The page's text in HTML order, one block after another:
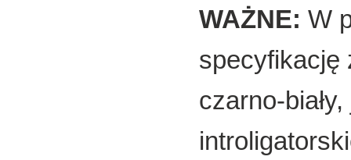
WAŻNE: W
specyfikację
czarno-